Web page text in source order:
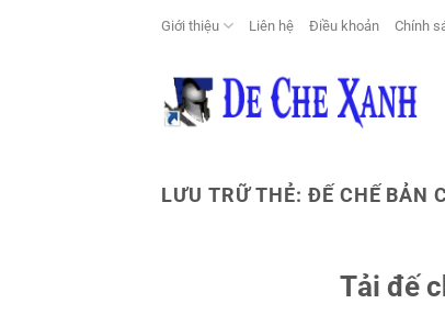
Giới thiệu Liên hệ Điều khoản Chính
LƯU TRỮ THẺ: ĐẾ CHẾ BẢN
Tải đế